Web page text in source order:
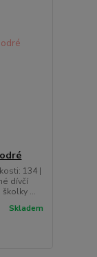
134 |
dívčí
...
Skladem